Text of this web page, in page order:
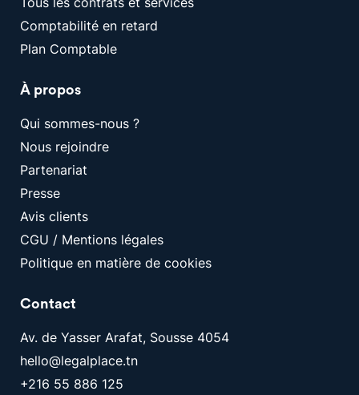
Comptabilité en retard
Plan Comptable
À propos
Qui sommes-nous ?
Nous rejoindre
Partenariat
Presse
Avis clients
CGU / Mentions légales
Politique en matière de cookies
Contact
Av. de Yasser Arafat, Sousse 4054
hello@legalplace.tn
+216 55 886 125